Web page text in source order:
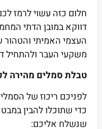
חלום כזה עשוי לרמז
דווקא במובן הדתי
העצמי האמיתי והטהור
משקעי העבר ולהתחיל
טבלת סמלים מהירה
לפניכם ריכוז של
כדי שתוכלו להבין
שנשלח אליכם: